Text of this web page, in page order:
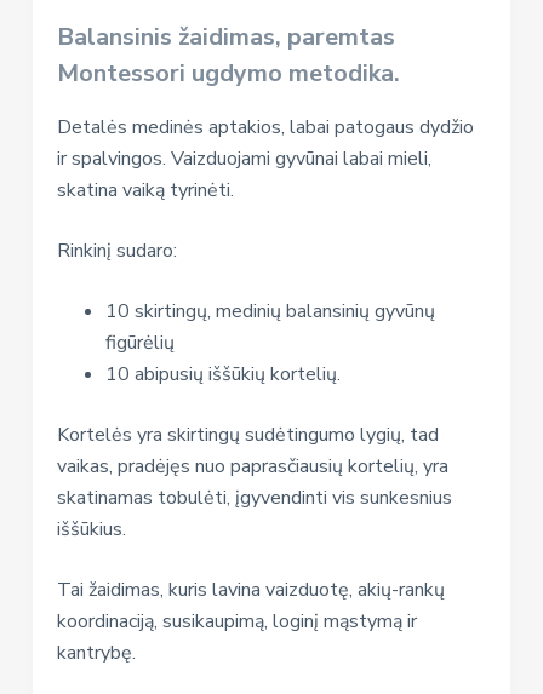
Balansinis žaidimas, paremtas
Montessori ugdymo metodika.
Detalės medinės aptakios, labai patogaus dydžio
ir spalvingos. Vaizduojami gyvūnai labai mieli,
skatina vaiką tyrinėti.
Rinkinį sudaro:
10 skirtingų, medinių balansinių gyvūnų
figūrėlių
10 abipusių iššūkių kortelių.
Kortelės yra skirtingų sudėtingumo lygių, tad
vaikas, pradėjęs nuo paprasčiausių kortelių, yra
skatinamas tobulėti, įgyvendinti vis sunkesnius
iššūkius.
Tai žaidimas, kuris lavina vaizduotę, akių-rankų
koordinaciją, susikaupimą, loginį mąstymą ir
kantrybę.